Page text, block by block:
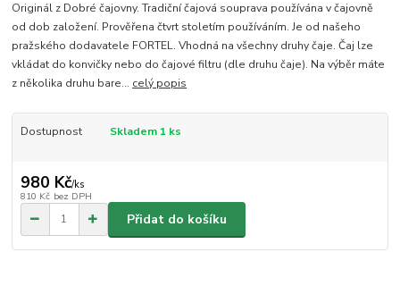
Originál z Dobré čajovny. Tradiční čajová souprava používána v čajovně
od dob založení. Prověřena čtvrt stoletím používáním. Je od našeho
pražského dodavatele FORTEL. Vhodná na všechny druhy čaje. Čaj lze
vkládat do konvičky nebo do čajové filtru (dle druhu čaje). Na výběr máte
z několika druhu bare... celý popis
Dostupnost Skladem 1 ks
980 Kč/ks
810 Kč bez DPH
Přidat do košíku